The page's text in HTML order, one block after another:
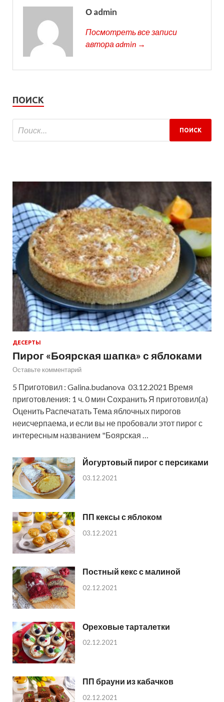
О admin
Посмотреть все записи
автора admin →
ПОИСК
ДЕСЕРТЫ
Пирог «Боярская шапка» с яблоками
Оставьте комментарий
5 Приготовил : Galina.budanova 03.12.2021 Время
приготовления: 1 ч. 0 мин Сохранить Я приготовил(а)
Оценить Распечатать Тема яблочных пирогов
неисчерпаема, и если вы не пробовали этот пирог с
интересным названием "Боярская …
Йогуртовый пирог с персиками
03.12.2021
ПП кексы с яблоком
03.12.2021
Постный кекс с малиной
02.12.2021
Ореховые тарталетки
02.12.2021
ПП брауни из кабачков
02.12.2021